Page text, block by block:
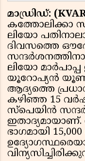
മാഡ്രിഡ്:
കത്തോലിക്കാ
ലിയോ
ദിവസത്തെ
ലിയോ
യൂറോപ്യൻ
ആദ്യത്തെ
കഴിഞ്ഞ 15
സ്പെയിൻ
ഇതാദ്യമായാണ്.
ഭാഗമായി